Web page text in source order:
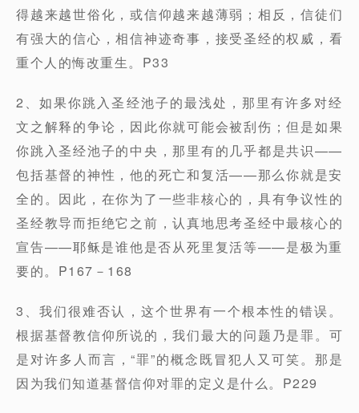
得越来越世俗化，或信仰越来越薄弱；相反，信徒们
有强大的信心，相信神迹奇事，接受圣经的权威，看
重个人的悔改重生。P33
2、如果你跳入圣经池子的最浅处，那里有许多对经
文之解释的争论，因此你就可能会被刮伤；但是如果
你跳入圣经池子的中央，那里有的几乎都是共识——
包括基督的神性，他的死亡和复活——那么你就是安
全的。因此，在你为了一些非核心的，具有争议性的
圣经教导而拒绝它之前，认真地思考圣经中最核心的
宣告——耶稣是谁他是否从死里复活等——是极为重
要的。P167－168
3、我们很难否认，这个世界有一个根本性的错误。
根据基督教信仰所说的，我们最大的问题乃是罪。可
是对许多人而言，“罪”的概念既冒犯人又可笑。那是
因为我们知道基督信仰对罪的定义是什么。P229